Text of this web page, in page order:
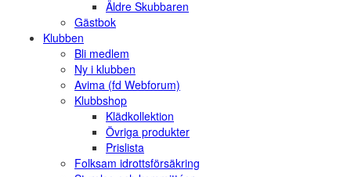
Äldre Skubbaren
Gästbok
Klubben
Bli medlem
Ny i klubben
Avima (fd Webforum)
Klubbshop
Klädkollektion
Övriga produkter
Prislista
Folksam idrottsförsäkring